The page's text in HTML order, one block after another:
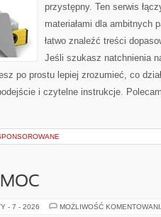
przystępny. Ten serwis
materiałami dla ambitnych
łatwo znaleźć treści
Jeśli szukasz natchnienia
po prostu lepiej zrozumieć, co
i czytelne instrukcje.
- 7 - 2026 MOŻLIWOŚĆ